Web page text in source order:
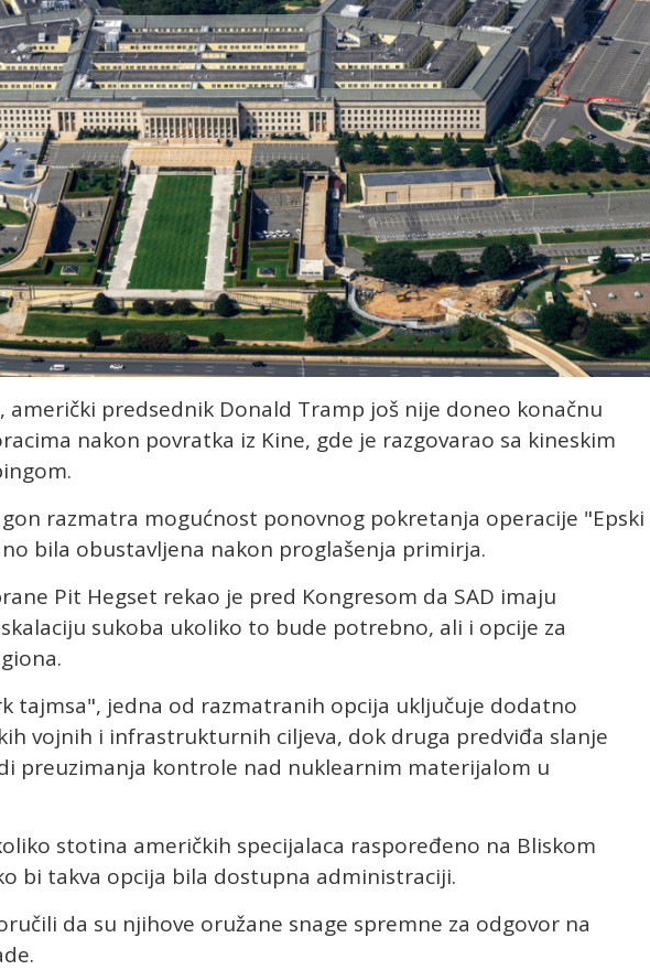
američki predsednik Donald Tramp još nije doneo konačnu
nakon povratka iz Kine, gde je razgovarao sa kineskim
razmatra mogućnost ponovnog pokretanja operacije "Epski
bila obustavljena nakon proglašenja primirja.
Pit Hegset rekao je pred Kongresom da SAD imaju
sukoba ukoliko to bude potrebno, ali i opcije za
tajmsa", jedna od razmatranih opcija uključuje dodatno
vojnih i infrastrukturnih ciljeva, dok druga predviđa slanje
preuzimanja kontrole nad nuklearnim materijalom u
stotina američkih specijalaca raspoređeno na Bliskom
bi takva opcija bila dostupna administraciji.
da su njihove oružane snage spremne za odgovor na